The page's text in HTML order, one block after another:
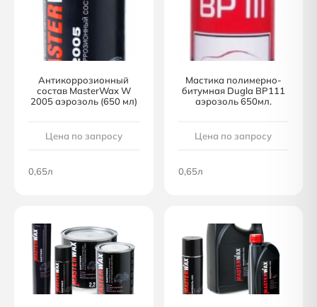
Антикоррозионный
состав MasterWax W
2005 аэрозоль (650 мл)
Цена по запросу
0,65л
Мастика полимерно-
битумная Dugla BP111
аэрозоль 650мл.
Цена по запросу
0,65л